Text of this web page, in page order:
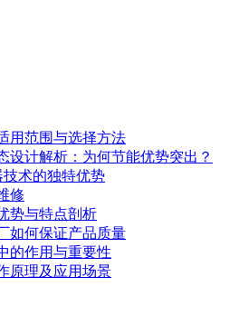
用范围与选择方法
设计解析：为何节能优势突出？
技术的独特优势
修
势与特点剖析
如何保证产品质量
的作用与重要性
原理及应用场景